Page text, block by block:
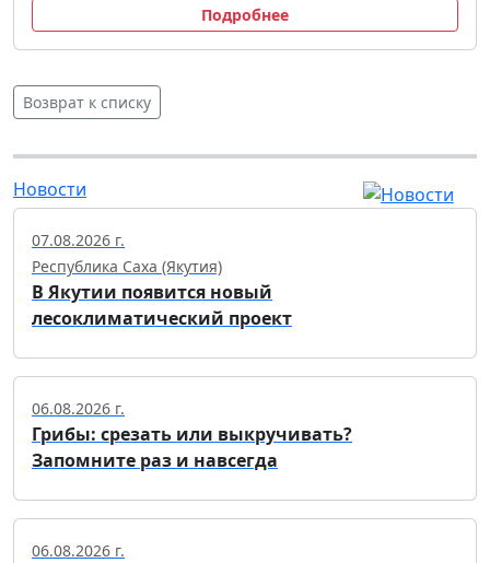
Подробнее
Возврат к списку
Новости
07.08.2026 г.
Республика Саха (Якутия)
В Якутии появится новый
лесоклиматический проект
06.08.2026 г.
Грибы: срезать или выкручивать?
Запомните раз и навсегда
06.08.2026 г.